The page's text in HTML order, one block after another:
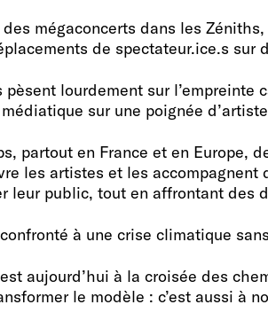
mégaconcerts dans les
de spectateur.ice.s sur
pèsent lourdement sur
sur une poignée
partout en France et en
les artistes et les
leur public, tout en affrontant des
à une crise climatique
aujourd’hui à la croisée des
le modèle : c’est aussi à